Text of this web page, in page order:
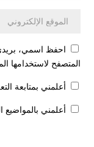
احفظ اسمي، بريدي
المتصفح لاستخدامها
أعلمني بمتابعة
أعلمني بالمواضيع